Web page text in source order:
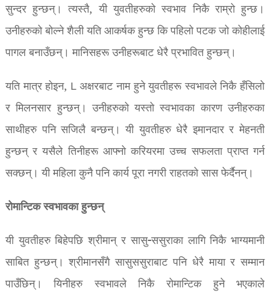
सुन्दर हुन्छन्। त्यस्तै, यी युवतीहरुको स्वभाव निकै राम्रो हुन्छ।
उनीहरुको बोल्ने शैली यति आकर्षक हुन्छ कि पहिलो पटक जो कोहीलाई
पागल बनाउँछन्। मानिसहरू उनीहरूबाट धेरै प्रभावित हुन्छन्।
यति मात्र होइन, L अक्षरबाट नाम हुने युवतीहरू स्वभावले निकै हँसिलो
र मिलनसार हुन्छन्। उनीहरुको यस्तो स्वभावका कारण उनीहरुका
साथीहरु पनि सजिलै बन्छन्। यी युवतीहरु धेरै इमानदार र मेहनती
हुन्छन् र यसैले तिनीहरू आफ्नो करियरमा उच्च सफलता प्राप्त गर्न
सक्छन्। यी महिला कुनै पनि कार्य पूरा नगरी राहतको सास फेर्दैनन्।
रोमान्टिक स्वभावका हुन्छन्
यी युवतीहरु बिहेपछि श्रीमान् र सासु-ससुराका लागि निकै भाग्यमानी
साबित हुन्छन्। श्रीमानसँगै सासुससुराबाट पनि धेरै माया र सम्मान
पाउँछिन्। यिनीहरु स्वभावले निकै रोमान्टिक हुने भएकाले